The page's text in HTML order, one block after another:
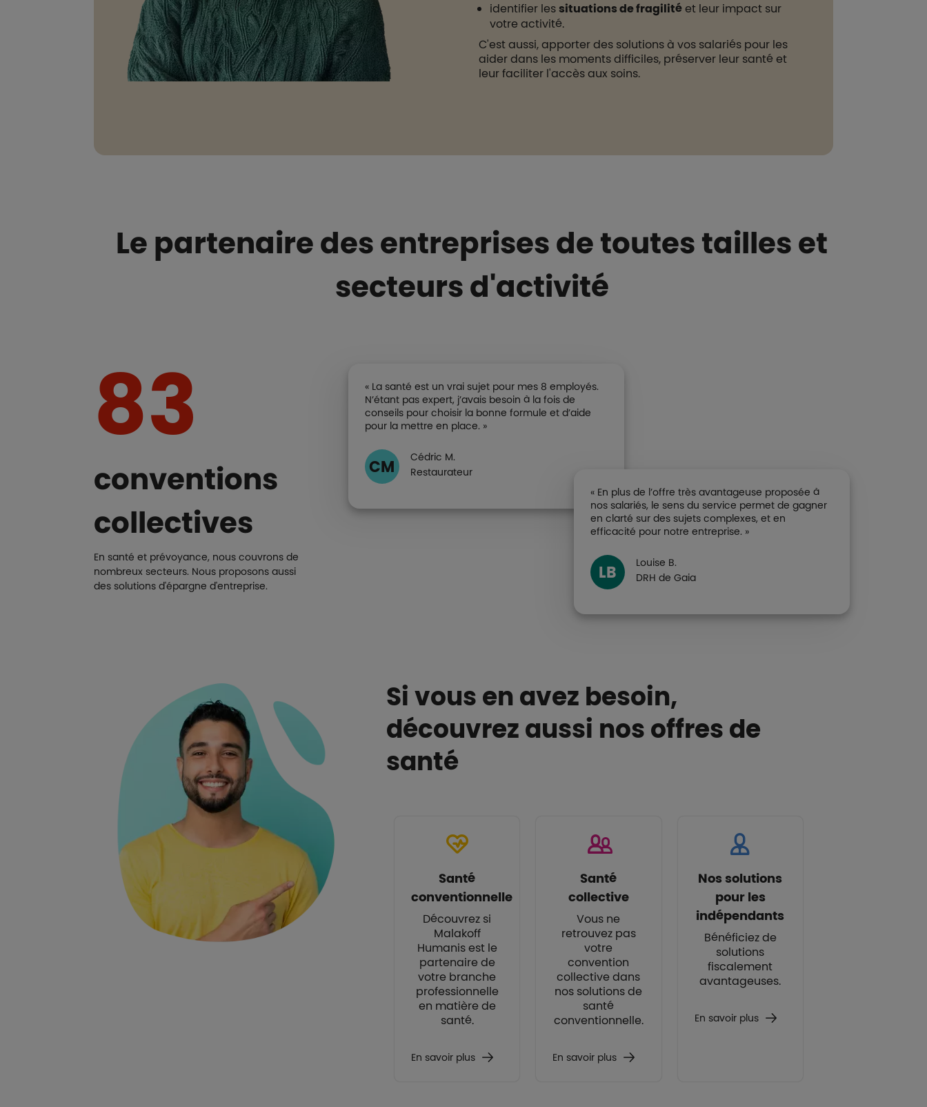
identifier lessituations de fragilitéet leur impact sur
votre activité.
C'est aussi, apporter des solutions à vos salariés pour les
aider dans les moments difficiles, préserver leur santé et
leur faciliter l'accès aux soins.
Le partenaire des entreprises de toutes tailles et
secteurs d'activité
83
conventions
collectives
En santé et prévoyance, nous couvrons de
nombreux secteurs. Nous proposons aussi
des solutions d'épargne d'entreprise.
« La santé est un vrai sujet pour mes 8 employés.
N’étant pas expert, j’avais besoin à la fois de
conseils pour choisir la bonne formule et d’aide
pour la mettre en place. »
CM
Cédric M.
Restaurateur
« En plus de l’offre très avantageuse proposée à
nos salariés, le sens du service permet de gagner
en clarté sur des sujets complexes, et en
efficacité pour notre entreprise. »
LB
Louise B.
DRH de Gaia
Si vous en avez besoin,
découvrez aussi nos offres de
santé
Santé
conventionnelle
Découvrez si
Malakoff
Humanis est le
partenaire de
votre branche
professionnelle
en matière de
santé.
En savoir plus
Santé
collective
Vous ne
retrouvez pas
votre
convention
collective dans
nos solutions de
santé
conventionnelle.
En savoir plus
Nos solutions
pour les
indépendants
Bénéficiez de
solutions
fiscalement
avantageuses.
En savoir plus